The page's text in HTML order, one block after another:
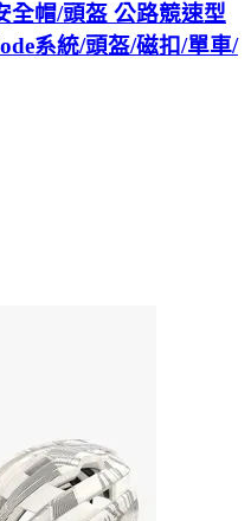
帽/頭盔 公路競速型
系統/頭盔/磁扣/單車/